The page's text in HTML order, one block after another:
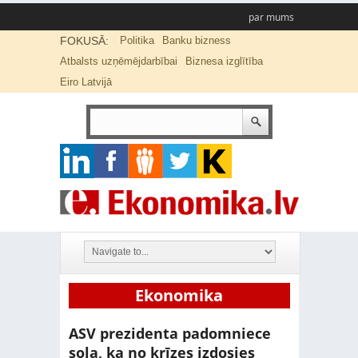
par mums
FOKUSĀ: Politika
Banku bizness
Atbalsts uzņēmējdarbībai
Biznesa izglītība
Eiro Latvijā
Ekonomika
ASV prezidenta padomniece
sola, ka no krīzes izdosies